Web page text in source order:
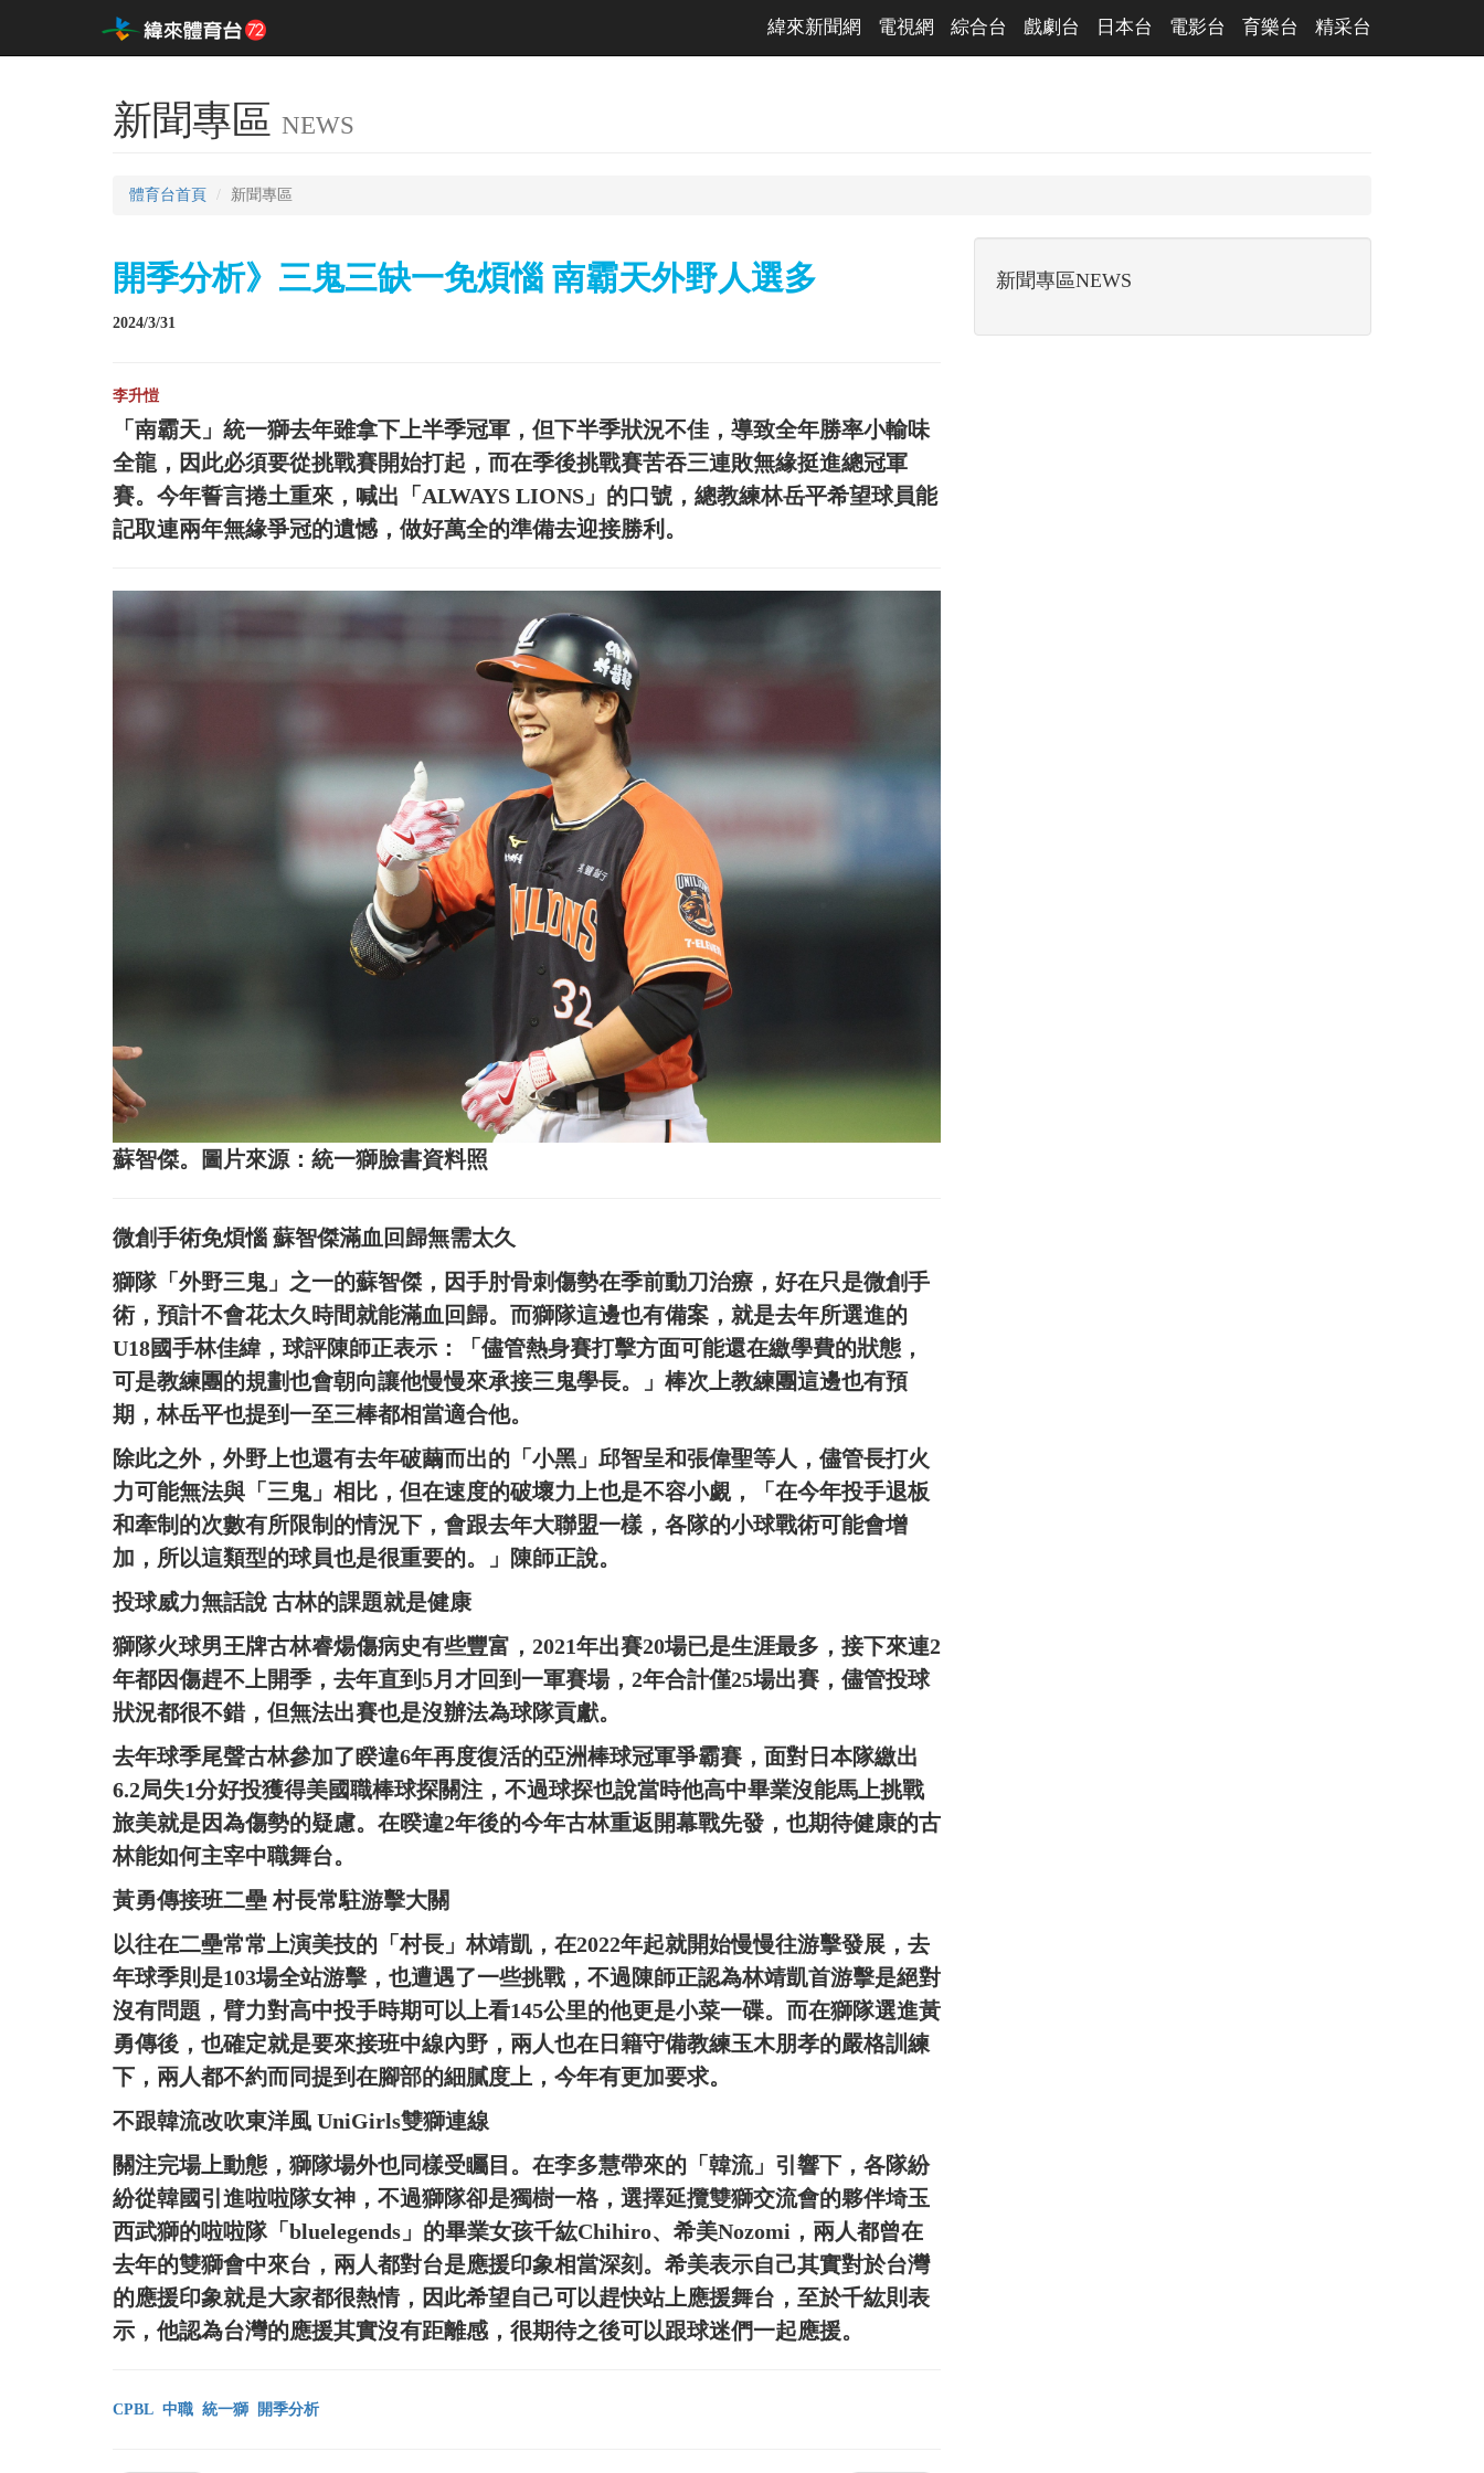
緯來新聞網 電視網 綜合台 戲劇台 日本台 電影台 育樂台 精采台
新聞專區 NEWS
體育台首頁 新聞專區
開季分析》三鬼三缺一免煩惱 南霸天外野人選多
2024/3/31
李升愷
「南霸天」統一獅去年雖拿下上半季冠軍，但下半季狀況不佳，導致全年勝率小輸味
全龍，因此必須要從挑戰賽開始打起，而在季後挑戰賽苦吞三連敗無緣挺進總冠軍
賽。今年誓言捲土重來，喊出「ALWAYS LIONS」的口號，總教練林岳平希望球員能
記取連兩年無緣爭冠的遺憾，做好萬全的準備去迎接勝利。
蘇智傑。圖片來源：統一獅臉書資料照
微創手術免煩惱 蘇智傑滿血回歸無需太久
獅隊「外野三鬼」之一的蘇智傑，因手肘骨刺傷勢在季前動刀治療，好在只是微創手
術，預計不會花太久時間就能滿血回歸。而獅隊這邊也有備案，就是去年所選進的
U18國手林佳緯，球評陳師正表示：「儘管熱身賽打擊方面可能還在繳學費的狀態，
可是教練團的規劃也會朝向讓他慢慢來承接三鬼學長。」棒次上教練團這邊也有預
期，林岳平也提到一至三棒都相當適合他。
除此之外，外野上也還有去年破繭而出的「小黑」邱智呈和張偉聖等人，儘管長打火
力可能無法與「三鬼」相比，但在速度的破壞力上也是不容小覷，「在今年投手退板
和牽制的次數有所限制的情況下，會跟去年大聯盟一樣，各隊的小球戰術可能會增
加，所以這類型的球員也是很重要的。」陳師正說。
投球威力無話說 古林的課題就是健康
獅隊火球男王牌古林睿煬傷病史有些豐富，2021年出賽20場已是生涯最多，接下來連2
年都因傷趕不上開季，去年直到5月才回到一軍賽場，2年合計僅25場出賽，儘管投球
狀況都很不錯，但無法出賽也是沒辦法為球隊貢獻。
去年球季尾聲古林參加了睽違6年再度復活的亞洲棒球冠軍爭霸賽，面對日本隊繳出
6.2局失1分好投獲得美國職棒球探關注，不過球探也說當時他高中畢業沒能馬上挑戰
旅美就是因為傷勢的疑慮。在暌違2年後的今年古林重返開幕戰先發，也期待健康的古
林能如何主宰中職舞台。
黃勇傳接班二壘 村長常駐游擊大關
以往在二壘常常上演美技的「村長」林靖凱，在2022年起就開始慢慢往游擊發展，去
年球季則是103場全站游擊，也遭遇了一些挑戰，不過陳師正認為林靖凱首游擊是絕對
沒有問題，臂力對高中投手時期可以上看145公里的他更是小菜一碟。而在獅隊選進黃
勇傳後，也確定就是要來接班中線內野，兩人也在日籍守備教練玉木朋孝的嚴格訓練
下，兩人都不約而同提到在腳部的細膩度上，今年有更加要求。
不跟韓流改吹東洋風 UniGirls雙獅連線
關注完場上動態，獅隊場外也同樣受矚目。在李多慧帶來的「韓流」引響下，各隊紛
紛從韓國引進啦啦隊女神，不過獅隊卻是獨樹一格，選擇延攬雙獅交流會的夥伴埼玉
西武獅的啦啦隊「bluelegends」的畢業女孩千紘Chihiro、希美Nozomi，兩人都曾在
去年的雙獅會中來台，兩人都對台是應援印象相當深刻。希美表示自己其實對於台灣
的應援印象就是大家都很熱情，因此希望自己可以趕快站上應援舞台，至於千紘則表
示，他認為台灣的應援其實沒有距離感，很期待之後可以跟球迷們一起應援。
CPBL 中職 統一獅 開季分析
新聞專區NEWS